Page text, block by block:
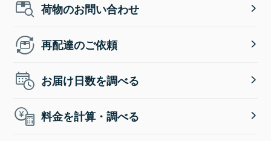
荷物のお問い合わせ
再配達のご依頼
お届け日数を調べる
料金を計算・調べる